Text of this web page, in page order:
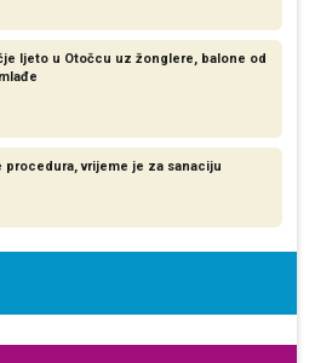
ljeto u Otočcu uz žonglere, balone od
procedura, vrijeme je za sanaciju